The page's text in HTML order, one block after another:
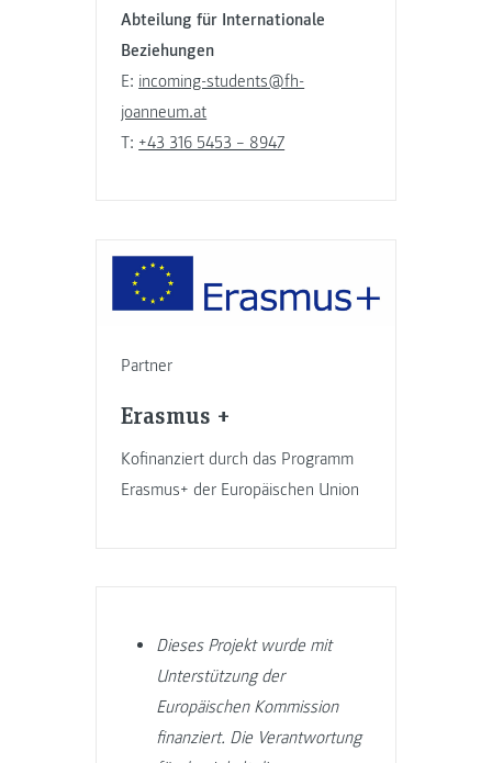
Abteilung für Internationale
Beziehungen
E: incoming-students@fh-
joanneum.at
T: +43 316 5453 – 8947
Partner
Erasmus +
Kofinanziert durch das Programm
Erasmus+ der Europäischen Union
Dieses Projekt wurde mit
Unterstützung der
Europäischen Kommission
finanziert. Die Verantwortung